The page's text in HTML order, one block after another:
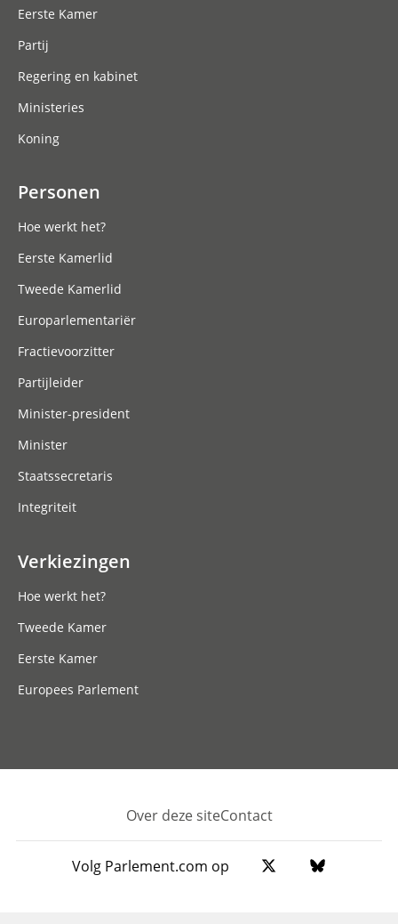
Eerste Kamer
Partij
Regering en kabinet
Ministeries
Koning
Personen
Hoe werkt het?
Eerste Kamerlid
Tweede Kamerlid
Europarlementariër
Fractievoorzitter
Partijleider
Minister-president
Minister
Staatssecretaris
Integriteit
Verkiezingen
Hoe werkt het?
Tweede Kamer
Eerste Kamer
Europees Parlement
Footer
Over deze siteContact
Volg Parlement.com op